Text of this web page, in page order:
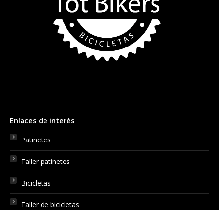
Enlaces de interés
Patinetes
Taller patinetes
Bicicletas
Taller de bicicletas